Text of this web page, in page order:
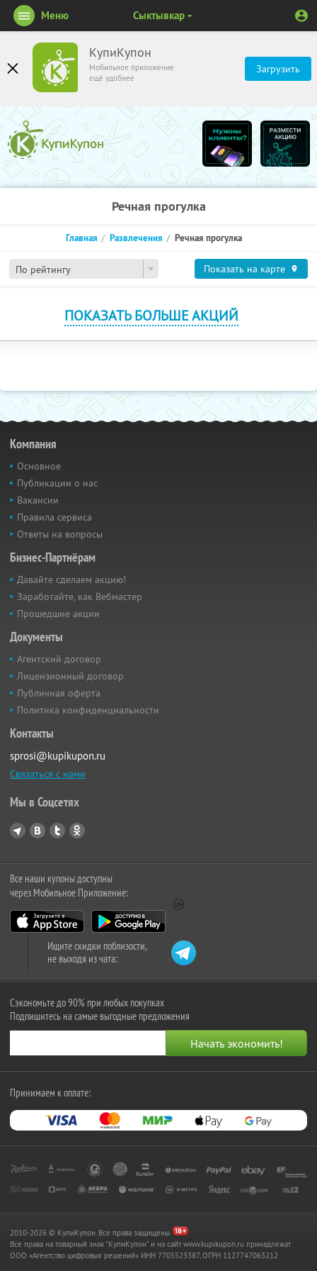
КупиКупон
Мобильное приложение
ещё удобнее
Загрузить
Меню Сыктывкар
Речная прогулка
По рейтингу
Главная Развлечения Речная прогулка
Показать на карте
ПОКАЗАТЬ БОЛЬШЕ АКЦИЙ
Компания
Основное
Публикации о нас
Вакансии
Правила сервиса
Ответы на вопросы
Бизнес-Партнёрам
Давайте сделаем акцию!
Заработайте, как Вебмастер
Прошедшие акции
Документы
Агентский договор
Лицензионный договор
Публичная оферта
Политика конфиденциальности
Контакты
sprosi@kupikupon.ru
Связаться с нами
Мы в Соцсетях
Все наши купоны доступны
через Мобильное Приложение:
Ищите скидки поблизости,
не выходя из чата:
Сэкономьте до 90% при любых покупках
Подпишитесь на самые выгодные предложения
Принимаем к оплате:
2010-2026 © КупиКупон. Все права защищены.
Все права на товарный знак "КупиКупон" и на сайт www.kupikupon.ru принадлежат
OOO «Агентство цифровых решений» ИНН 7705523387, ОГРН 1127747063212